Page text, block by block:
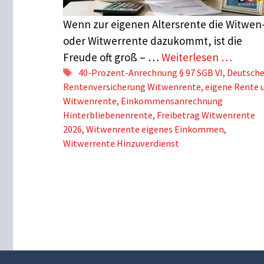
Wenn zur eigenen Altersrente die Witwen-
oder Witwerrente dazukommt, ist die
Freude oft groß – … Weiterlesen …
Schlagwörter
40-Prozent-Anrechnung § 97 SGB VI, Deutsche
Rentenversicherung Witwenrente, eigene Rente
Witwenrente, Einkommensanrechnung
Hinterbliebenenrente, Freibetrag Witwenrente
2026, Witwenrente eigenes Einkommen,
Witwerrente Hinzuverdienst